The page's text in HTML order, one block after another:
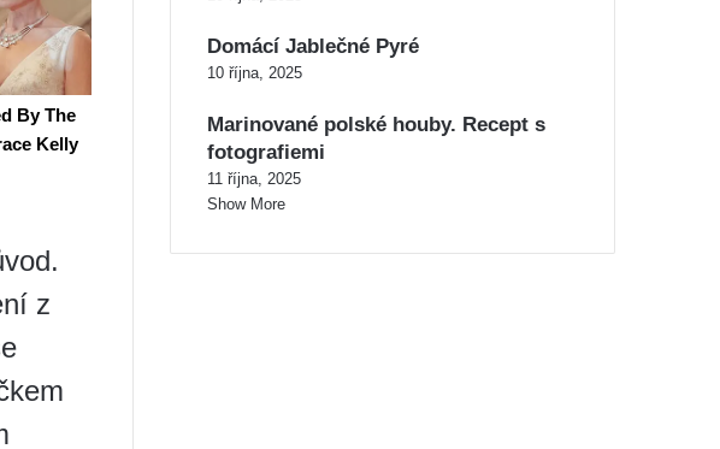
z
Domácí Jablečné Pyré
10 října, 2025
Marinované polské houby. Recept s
fotografiemi
11 října, 2025
Show More